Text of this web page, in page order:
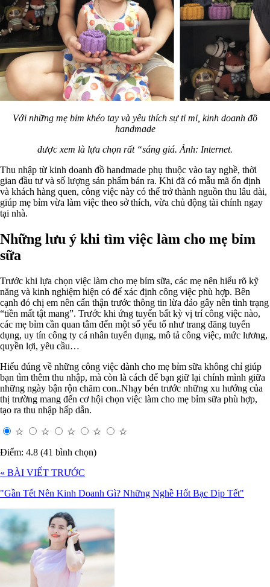
Với những mẹ bỉm khéo tay và yêu thích sự tỉ mỉ, kinh doanh đồ
handmade
được xem là lựa chọn rất “sáng giá. Ảnh: Internet.
Thu nhập từ kinh doanh đồ handmade phụ thuộc vào tay nghề, thời
gian đầu tư và số lượng sản phẩm bán ra. Khi đã có mẫu mã ổn định
và khách hàng quen, công việc này có thể trở thành nguồn thu lâu dài,
giúp mẹ bỉm vừa làm việc theo sở thích, vừa chủ động tài chính ngay
tại nhà.
Những lưu ý khi tìm việc làm cho mẹ bỉm
sữa
Trước khi lựa chọn việc làm cho mẹ bỉm sữa, các mẹ nên hiểu rõ kỹ
năng và kinh nghiệm hiện có để xác định công việc phù hợp. Bên
cạnh đó chị em nên cẩn thận trước thông tin lừa đảo gây nên tình trạng
“tiền mất tật mang”. Trước khi ứng tuyển bất kỳ vị trí công việc nào,
các mẹ bỉm cần quan tâm đến một số yếu tố như trang đăng tuyển
dụng, uy tín công ty cá nhân tuyển dụng, mô tả công việc, mức lương,
quyền lợi, yêu cầu…
Hiểu đúng về những công việc dành cho mẹ bỉm sữa không chỉ giúp
bạn tìm thêm thu nhập, mà còn là cách để bạn giữ lại chính mình giữa
những ngày bận rộn chăm con..Nhạy bén trước những xu hướng của
thị trường mang đến cơ hội chọn việc làm cho mẹ bỉm sữa phù hợp,
tạo ra thu nhập hấp dẫn.
☆ ☆ ☆ ☆
☆
Điểm: 4.8 (41 bình chọn)
« BÀI VIẾT TRƯỚC
"Gần Tết Nên Kinh Doanh Gì? Những Nghề Hốt Bạc Dịp Tết"